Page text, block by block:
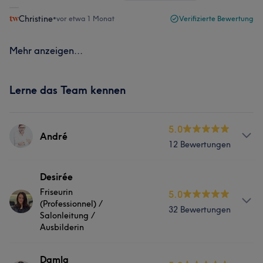
Christine•vor etwa 1 Monat Verifizierte Bewertung
Mehr anzeigen...
Lerne das Team kennen
André
5.0
12 Bewertungen
Services
Friseur
Desirée
Friseurin
(Professionnel) /
Salonleitung /
Ausbilderin
5.0
32 Bewertungen
Info
Damla